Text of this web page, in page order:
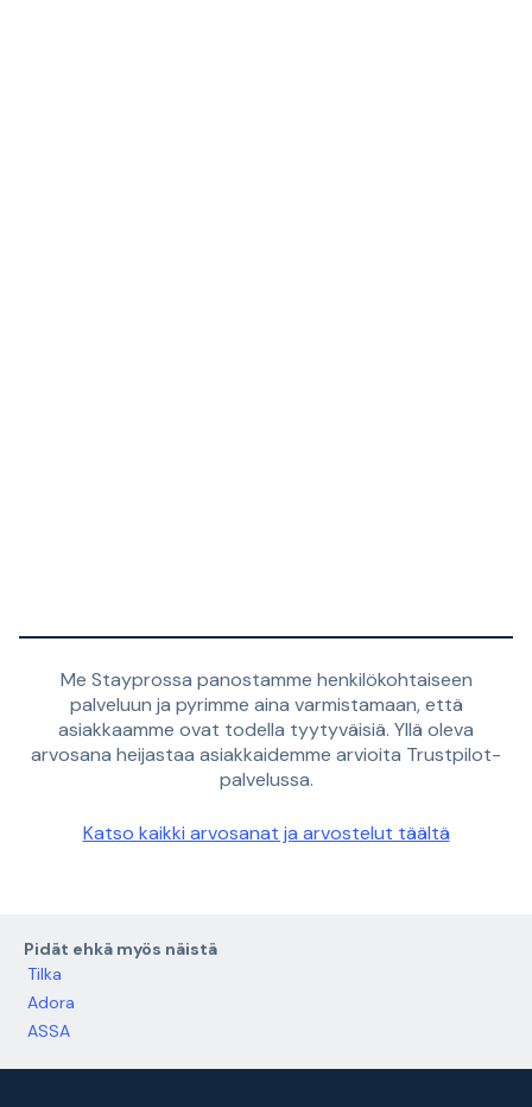
Me Stayprossa panostamme henkilökohtaiseen
palveluun ja pyrimme aina varmistamaan, että
asiakkaamme ovat todella tyytyväisiä. Yllä oleva
arvosana heijastaa asiakkaidemme arvioita Trustpilot-
palvelussa.
Katso kaikki arvosanat ja arvostelut täältä
Pidät ehkä myös näistä
Tilka
Adora
ASSA